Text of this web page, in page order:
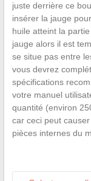
juste derrière ce
insérer la jauge
huile atteint la
jauge alors il est
se situe pas entre
vous devrez
spécifications
votre manuel
quantité (environ
car ceci peut
pièces internes du